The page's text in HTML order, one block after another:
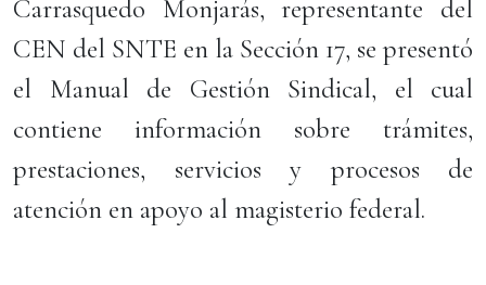
Carrasquedo Monjarás, representante del
CEN del SNTE en la Sección 17, se presentó
el Manual de Gestión Sindical, el cual
contiene información sobre trámites,
prestaciones, servicios y procesos de
atención en apoyo al magisterio federal.